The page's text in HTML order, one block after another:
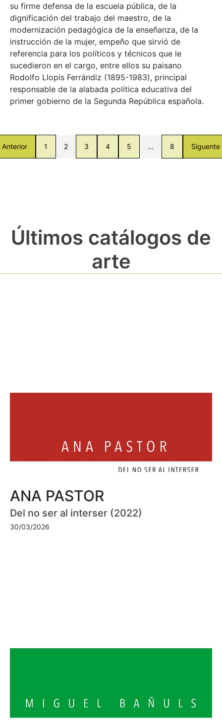
su firme defensa de la escuela pública, de la
dignificación del trabajo del maestro, de la
modernización pedagógica de la enseñanza, de la
instrucción de la mujer, empeño que sirvió de
referencia para los políticos y técnicos que le
sucedieron en el cargo, entre ellos su paisano
Rodolfo Llopis Ferrándiz (1895-1983), principal
responsable de la alabada política educativa del
primer gobierno de la Segunda República española.
Anterior 1 2 3 4 5 … 8 Siguente
Últimos catálogos de
arte
ANA PASTOR
Del no ser al interser (2022)
30/03/2026